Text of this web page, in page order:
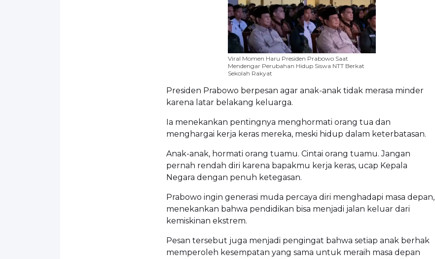
Viral Momen Haru Presiden Prabowo Saat
Mendengar Perubahan Hidup Siswa NTT Berkat
Sekolah Rakyat
Presiden Prabowo berpesan agar anak-anak tidak merasa minder
karena latar belakang keluarga.
Ia menekankan pentingnya menghormati orang tua dan
menghargai kerja keras mereka, meski hidup dalam keterbatasan.
Anak-anak, hormati orang tuamu. Cintai orang tuamu. Jangan
pernah rendah diri karena bapakmu kerja keras, ucap Kepala
Negara dengan penuh ketegasan.
Prabowo ingin generasi muda percaya diri menghadapi masa depan,
menekankan bahwa pendidikan bisa menjadi jalan keluar dari
kemiskinan ekstrem.
Pesan tersebut juga menjadi pengingat bahwa setiap anak berhak
memperoleh kesempatan yang sama untuk meraih masa depan